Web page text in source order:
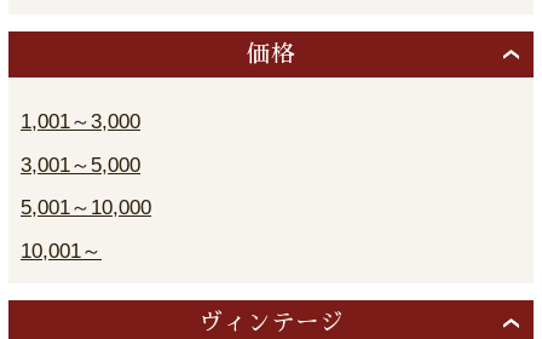
価格
1,001～3,000
3,001～5,000
5,001～10,000
10,001～
ヴィンテージ